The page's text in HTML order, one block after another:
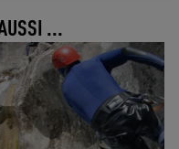
...